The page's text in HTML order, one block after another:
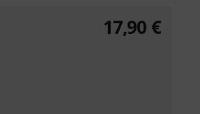
17,90 €